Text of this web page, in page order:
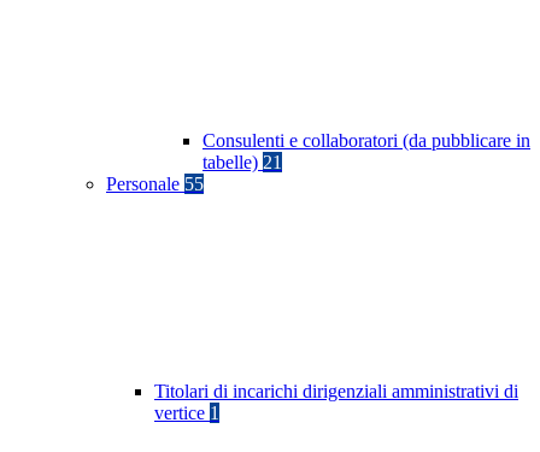
Consulenti e collaboratori (da pubblicare in
tabelle) 21
Personale 55
Titolari di incarichi dirigenziali amministrativi di
vertice 1